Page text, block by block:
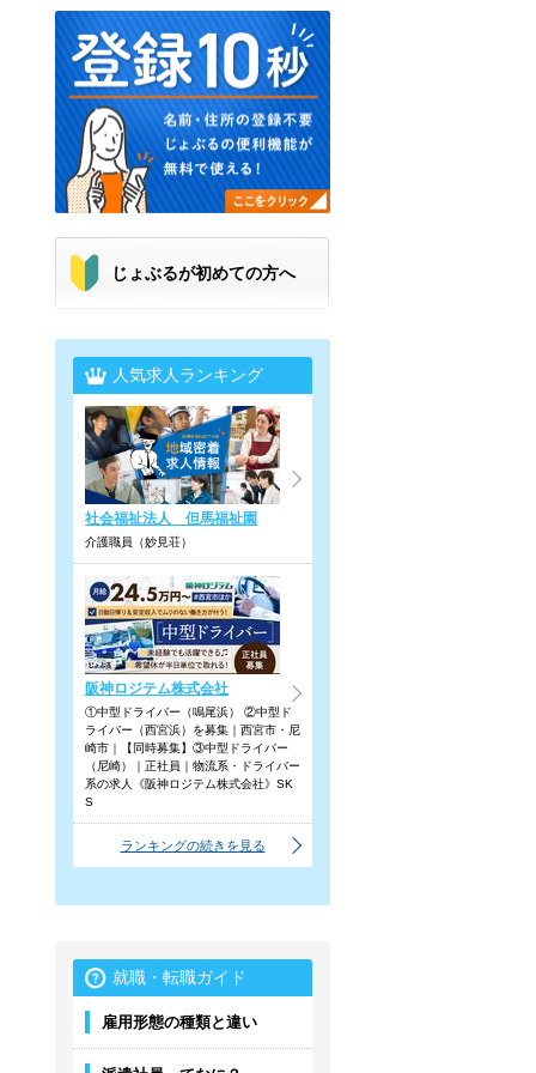
じょぶるが初めての方へ
人気求人ランキング
社会福祉法人 但馬福祉園
介護職員（妙見荘）
阪神ロジテム株式会社
①中型ドライバー（鳴尾浜） ②中型ド
ライバー（西宮浜）を募集｜西宮市・尼
崎市｜【同時募集】③中型ドライバー
（尼崎）｜正社員｜物流系・ドライバー
系の求人《阪神ロジテム株式会社》SK
S
ランキングの続きを見る
就職・転職ガイド
雇用形態の種類と違い